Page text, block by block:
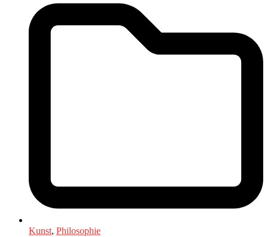
Kunst, Philosophie